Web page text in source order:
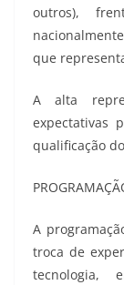
outros),
que
A alta
expectativas
qualificação
A
troca de
tecnologia,